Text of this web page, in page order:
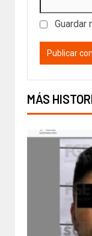
Guardar
MÁS